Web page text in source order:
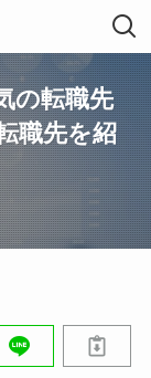
の転職先
職先を紹